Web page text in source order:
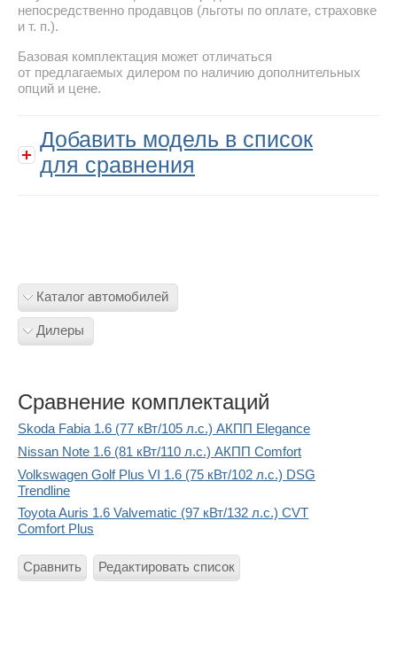
непосредственно продавцов (льготы по оплате, страховке
и т. п.).
Базовая комплектация может отличаться
от предлагаемых дилером по наличию дополнительных
опций и цене.
Добавить модель в список
для сравнения
Каталог автомобилей
Дилеры
Сравнение комплектаций
Skoda Fabia 1.6 (77 кВт/105 л.с.) АКПП Elegance
Nissan Note 1.6 (81 кВт/110 л.с.) АКПП Comfort
Volkswagen Golf Plus VI 1.6 (75 кВт/102 л.с.) DSG
Trendline
Toyota Auris 1.6 Valvematic (97 кВт/132 л.с.) CVT
Comfort Plus
Сравнить Редактировать список